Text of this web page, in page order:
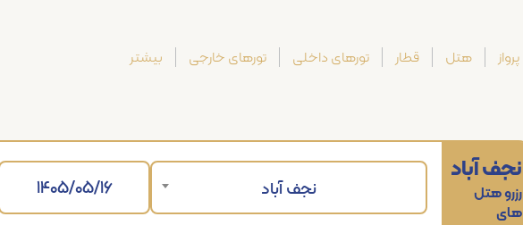
پرواز هتل قطار تورهای داخلی تورهای خارجی بیشتر
نجف آباد
رزرو هتل
های
نجف آباد